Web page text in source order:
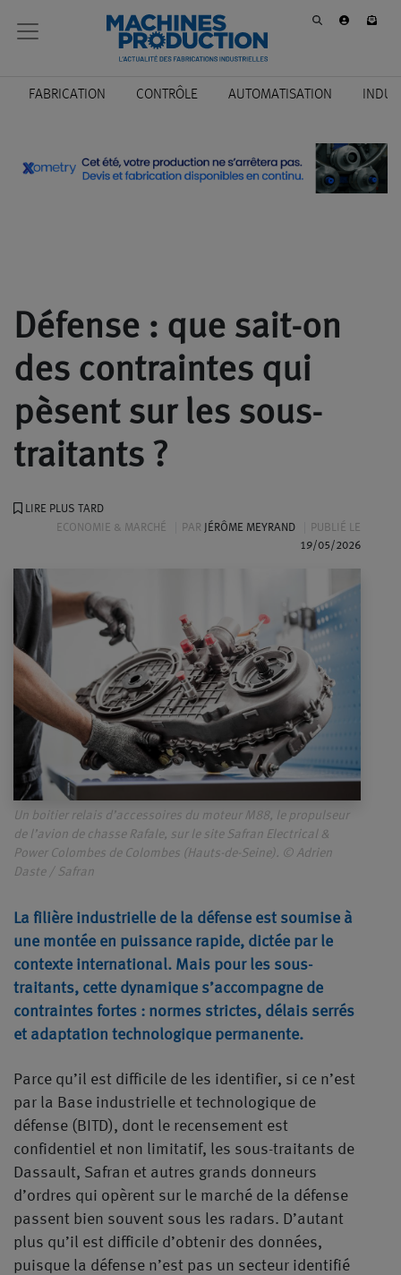
FABRICATION CONTRÔLE AUTOMATISATION
Défense : que sait-on
des contraintes qui
pèsent sur les sous-
traitants ?
LIRE PLUS TARD
ECONOMIE & MARCHÉ
PAR JÉRÔME MEYRAND
PUBLIÉ LE
19/05/2026
Un boitier relais d’accessoires du moteur M88, le propulseur
de l’avion de chasse Rafale, sur le site Safran Electrical &
Power Colombes de Colombes (Hauts-de-Seine). © Adrien
Daste / Safran
La filière industrielle de la défense est soumise à
une montée en puissance rapide, dictée par le
contexte international. Mais pour les sous-
traitants, cette dynamique s’accompagne de
contraintes fortes : normes strictes, délais serrés
et adaptation technologique permanente.
Parce qu’il est difficile de les identifier, si ce n’est
par la Base industrielle et technologique de
défense (BITD), dont le recensement est
confidentiel et non limitatif, les sous-traitants de
Dassault, Safran et autres grands donneurs
d’ordres qui opèrent sur le marché de la défense
passent bien souvent sous les radars. D’autant
plus qu’il est difficile d’obtenir des données,
puisque la défense n’est pas un secteur identifié